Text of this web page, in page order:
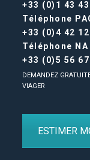
+33 (0)1 43
Téléphone
+33 (0)4 42
Téléphone NA
+33 (0)5 56
DEMANDEZ
VIAGER
ESTIMER